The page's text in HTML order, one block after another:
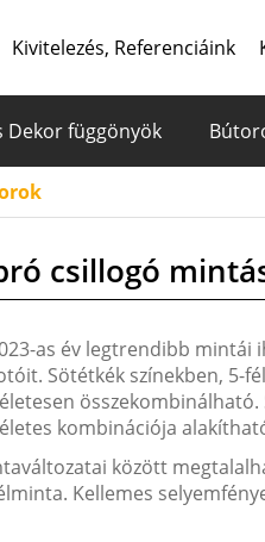
Kivitelezés, Referenciáink
Dekor függönyök
csillogó
as év legtrendibb mintái
Sötétkék színekben, 5-
kombinációja
között
Kellemes